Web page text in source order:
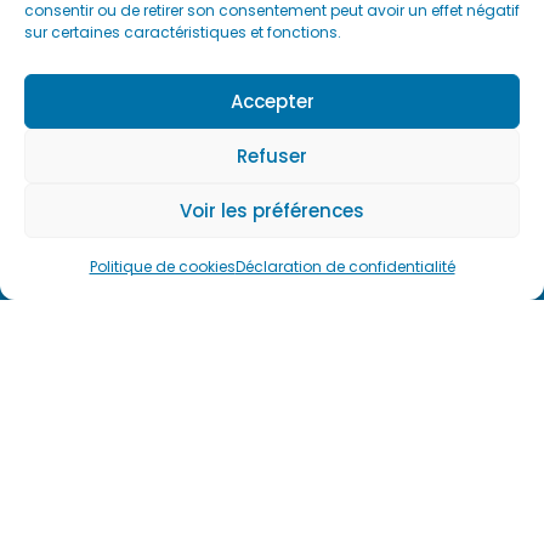
consentir ou de retirer son consentement peut avoir un effet négatif
sur certaines caractéristiques et fonctions.
Accepter
Refuser
Voir les préférences
Politique de cookiesDéclaration de confidentialité
rue.
heure à pied de la
gare de Troyes.
si vous
souhaitez
Prendre
rendez-